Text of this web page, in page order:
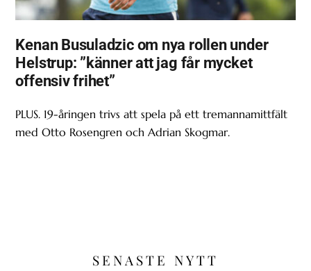
Kenan Busuladzic om nya rollen under
Helstrup: ”känner att jag får mycket
offensiv frihet”
PLUS. 19-åringen trivs att spela på ett tremannamittfält
med Otto Rosengren och Adrian Skogmar.
SENASTE NYTT